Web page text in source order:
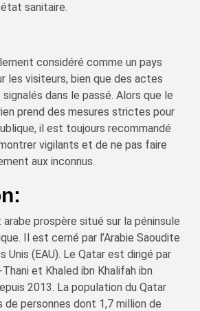
sanitaire.
considéré comme un pays
les visiteurs, bien que des actes
dans le passé. Alors que le
prend des mesures strictes pour
il est toujours recommandé
vigilants et de ne pas faire
aux inconnus.
prospère situé sur la péninsule
Il est cerné par l’Arabie Saoudite
Unis (EAU). Le Qatar est dirigé par
et Khaled ibn Khalifah ibn
2013. La population du Qatar
personnes dont 1,7 million de